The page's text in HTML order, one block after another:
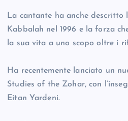
La cantante ha anche descritto
Kabbalah nel 1996 e la forza
la sua vita a uno scopo oltre i
Ha recentemente lanciato un
Studies of the Zohar, con
Eitan Yardeni.